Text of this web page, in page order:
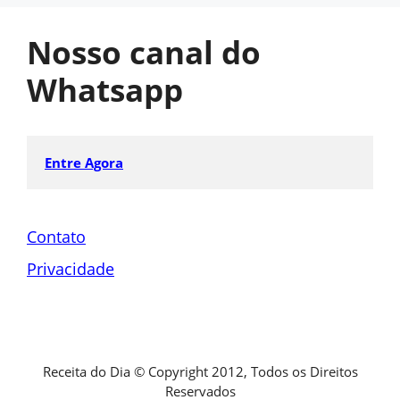
Nosso canal do
Whatsapp
Entre Agora
Contato
Privacidade
Receita do Dia © Copyright 2012, Todos os Direitos
Reservados